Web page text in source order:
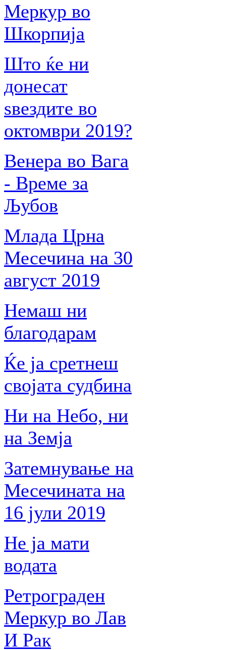
Меркур во
Шкорпија
Што ќе ни
донесат
ѕвездите во
октомври 2019?
Венера во Вага
- Време за
Љубов
Млада Црна
Месечина на 30
август 2019
Немаш ни
благодарам
Ќе ја сретнеш
својата судбина
Ни на Небо, ни
на Земја
Затемнување на
Месечината на
16 јули 2019
Не ја мати
водата
Ретрограден
Меркур во Лав
И Рак